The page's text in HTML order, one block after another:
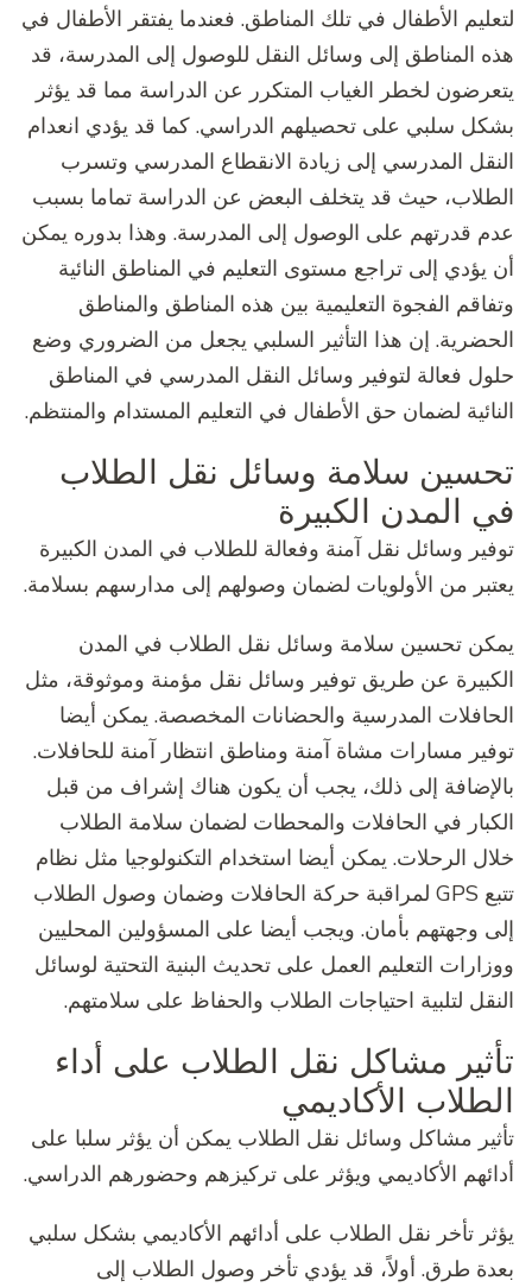
لتعليم الأطفال في تلك المناطق. فعندما يفتقر الأطفال في
هذه المناطق إلى وسائل النقل للوصول إلى المدرسة، قد
يتعرضون لخطر الغياب المتكرر عن الدراسة مما قد يؤثر
بشكل سلبي على تحصيلهم الدراسي. كما قد يؤدي انعدام
النقل المدرسي إلى زيادة الانقطاع المدرسي وتسرب
الطلاب، حيث قد يتخلف البعض عن الدراسة تماما بسبب
عدم قدرتهم على الوصول إلى المدرسة. وهذا بدوره يمكن
أن يؤدي إلى تراجع مستوى التعليم في المناطق النائية
وتفاقم الفجوة التعليمية بين هذه المناطق والمناطق
الحضرية. إن هذا التأثير السلبي يجعل من الضروري وضع
حلول فعالة لتوفير وسائل النقل المدرسي في المناطق
النائية لضمان حق الأطفال في التعليم المستدام والمنتظم.
تحسين سلامة وسائل نقل الطلاب
في المدن الكبيرة
توفير وسائل نقل آمنة وفعالة للطلاب في المدن الكبيرة
يعتبر من الأولويات لضمان وصولهم إلى مدارسهم بسلامة.
يمكن تحسين سلامة وسائل نقل الطلاب في المدن
الكبيرة عن طريق توفير وسائل نقل مؤمنة وموثوقة، مثل
الحافلات المدرسية والحضانات المخصصة. يمكن أيضا
توفير مسارات مشاة آمنة ومناطق انتظار آمنة للحافلات.
بالإضافة إلى ذلك، يجب أن يكون هناك إشراف من قبل
الكبار في الحافلات والمحطات لضمان سلامة الطلاب
خلال الرحلات. يمكن أيضا استخدام التكنولوجيا مثل نظام
تتبع GPS لمراقبة حركة الحافلات وضمان وصول الطلاب
إلى وجهتهم بأمان. ويجب أيضا على المسؤولين المحليين
ووزارات التعليم العمل على تحديث البنية التحتية لوسائل
النقل لتلبية احتياجات الطلاب والحفاظ على سلامتهم.
تأثير مشاكل نقل الطلاب على أداء
الطلاب الأكاديمي
تأثير مشاكل وسائل نقل الطلاب يمكن أن يؤثر سلبا على
أدائهم الأكاديمي ويؤثر على تركيزهم وحضورهم الدراسي.
يؤثر تأخر نقل الطلاب على أدائهم الأكاديمي بشكل سلبي
بعدة طرق. أولاً، قد يؤدي تأخر وصول الطلاب إلى